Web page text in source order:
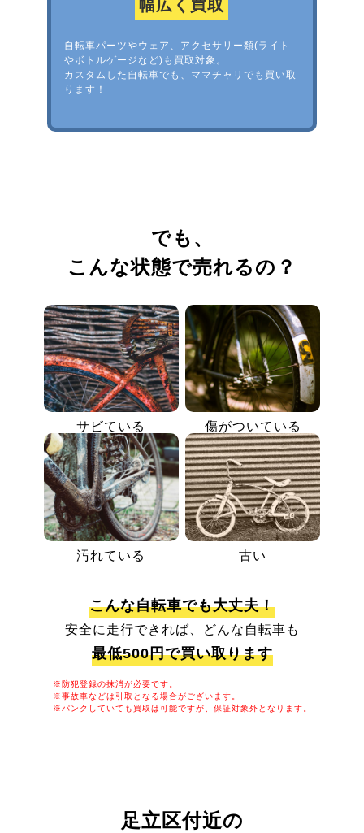
幅広く買取
自転車パーツやウェア、アクセサリー類(ライト
やボトルゲージなど)も買取対象。
カスタムした自転車でも、ママチャリでも買い取
ります！
でも、
こんな状態で売れるの？
サビている 傷がついている
汚れている 古い
こんな自転車でも大丈夫！
安全に走行できれば、どんな自転車も
最低500円で買い取ります
※防犯登録の抹消が必要です。
※事故車などは引取となる場合がございます。
※パンクしていても買取は可能ですが、保証対象外となります。
足立区付近の